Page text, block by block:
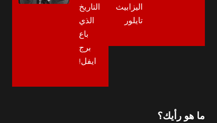
اليزابيث
تايلور
التاريخ
الذي
باع
برج
ايفل!
ما هو رأيك؟